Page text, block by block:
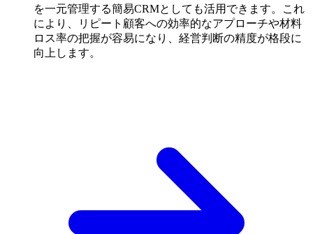
を一元管理する簡易CRMとしても活用できます。これ
により、リピート顧客への効率的なアプローチや材料
ロス率の把握が容易になり、経営判断の精度が格段に
向上します。